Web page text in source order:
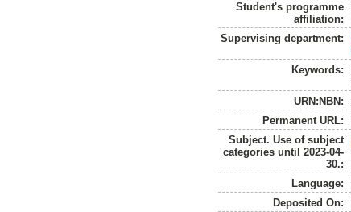
Student's programme
affiliation:
Supervising department:
Keywords:
URN:NBN:
Permanent URL:
Subject. Use of subject
categories until 2023-04-
30.:
Language:
Deposited On: